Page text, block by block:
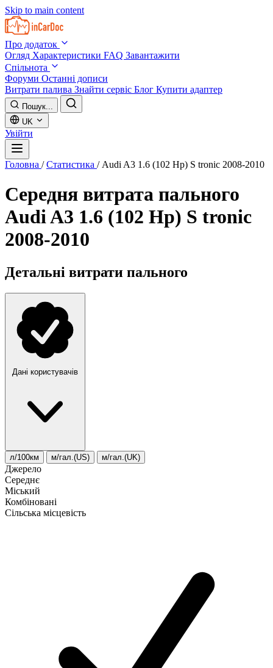
Skip to main content
Про додаток
Огляд Характеристики FAQ Завантажити
Спільнота
Форуми Останні дописи
Витрати палива Знайти сервіс Блог Купити адаптер
Пошук...
UK
Увійти
Головна / Статистика / Audi A3 1.6 (102 Hp) S tronic 2008-2010
Середня витрата пального
Audi A3 1.6 (102 Hp) S tronic
2008-2010
Детальні витрати пального
Дані користувачів
л/100км м/гал.(US) м/гал.(UK)
Джерело
Середнє
Міський
Комбіновані
Сільська місцевість